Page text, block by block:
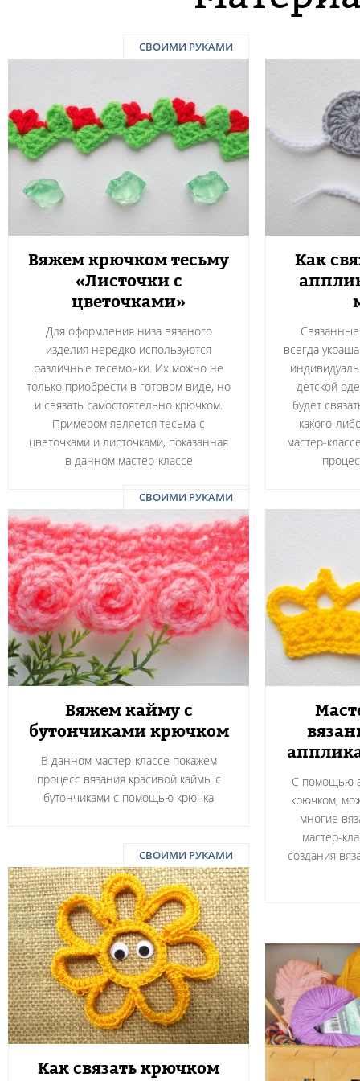
СВОИМИ РУКАМИ
Вяжем крючком тесьму
«Листочки с
цветочками»
Для оформления низа вязаного
изделия нередко используются
различные тесемочки. Их можно не
только приобрести в готовом виде, но
и связать самостоятельно крючком.
Примером является тесьма с
цветочками и листочками, показанная
в данном мастер-классе
Как
всегда
детской
будет
какого-
мастер-
СВОИМИ РУКАМИ
Вяжем кайму с
бутончиками крючком
В данном мастер-классе покажем
процесс вязания красивой каймы с
бутончиками с помощью крючка
С помощью
крючком,
многие
мастер-
создания
СВОИМИ РУКАМИ
Как связать крючком